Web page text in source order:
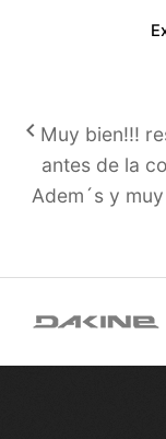
Muy bien!!!
antes de la
Adem´s y
keyboard_arrow_left